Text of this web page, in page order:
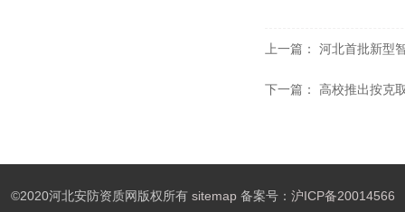
上一篇： 河北首批新型
下一篇： 高校推出按克
©2020河北安防资质网版权所有 sitemap备案号： 沪ICP备20014566